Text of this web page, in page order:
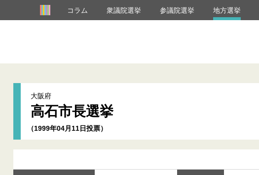
コラム 衆議院選挙 参議院選挙 地方選挙
大阪府
高石市長選挙
（1999年04月11日投票）